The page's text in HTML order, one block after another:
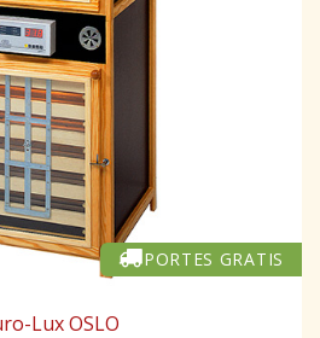
PORTES GRATIS
Lux OSLO